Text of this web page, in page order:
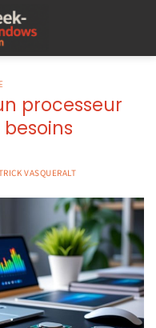
processeur
VASQUERALT